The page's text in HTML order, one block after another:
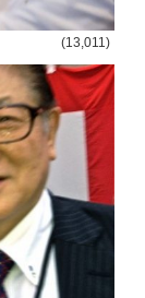
(13,011)